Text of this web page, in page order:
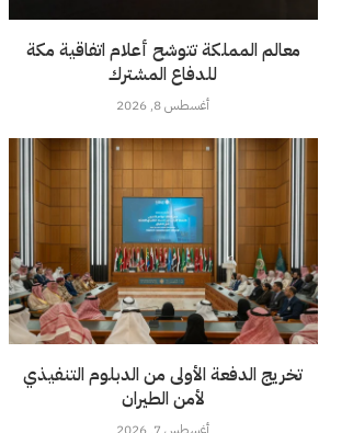
معالم المملكة تتوشح أعلام اتفاقية مكة
للدفاع المشترك
أغسطس 8, 2026
تخريج الدفعة الأولى من الدبلوم التنفيذي
لأمن الطيران